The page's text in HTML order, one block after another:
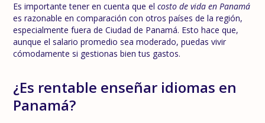
Es importante tener en cuenta que elcosto de vida en Panamá
es razonable en comparación con otros países de la región,
especialmente fuera de Ciudad de Panamá. Esto hace que,
aunque el salario promedio sea moderado, puedas vivir
cómodamente si gestionas bien tus gastos.
¿Es rentable enseñar idiomas en
Panamá?